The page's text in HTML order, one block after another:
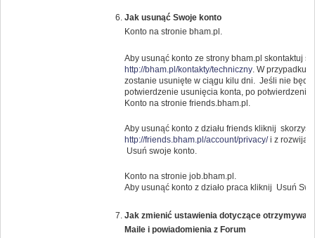
Jak usunąć Swoje konto
Konto na stronie bham.pl.
Aby usunąć konto ze strony bham.pl skontaktuj
http://bham.pl/kontakty/techniczny. W przypadku
zostanie usunięte w ciągu kilu dni. Jeśli nie
potwierdzenie usunięcia konta, po
Konto na stronie friends.bham.pl.
Aby usunąć konto z działu friends kliknij
http://friends.bham.pl/account/privacy/i z
Usuń swoje konto.
Konto na stronie job.bham.pl.
Aby usunąć konto z działo praca kliknij Usuń
Jak zmienić ustawienia dotyczące
Maile i powiadomienia z Forum